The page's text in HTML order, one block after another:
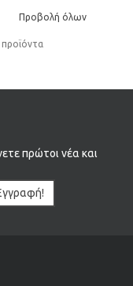
Προβολή όλων
πρώτοι νέα και